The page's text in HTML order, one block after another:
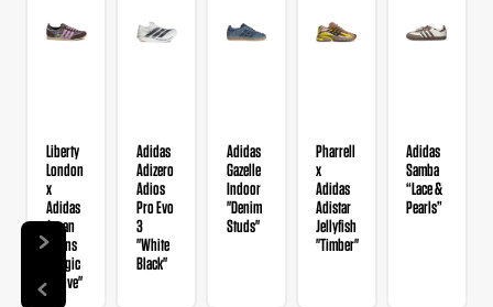
Liberty
London
x
Adidas
Japan
Wmns
"Magic
Mauve"
Adidas
Adizero
Adios
Pro Evo
3
"White
Black"
Adidas
Gazelle
Indoor
"Denim
Studs"
Pharrell
x
Adidas
Adistar
Jellyfish
"Timber"
Adidas
Samba
“Lace &
Pearls”